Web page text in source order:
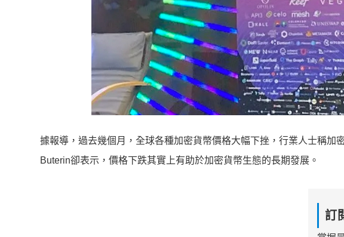
據報導，過去幾個月，全球各種加密貨幣價格大幅下挫，行業人士稱
Buterin卻表示，價格下跌其實上有助於加密貨幣生態的長期發展。
訂